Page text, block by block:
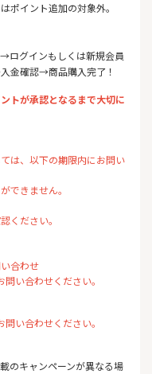
ポイント追加の対象外。
ログインもしくは新規会員
金確認→商品購入完了！
トが承認となるまで大切に
は、以下の期限内にお問い
できません。
ください。
合わせ
い合わせください。
い合わせください。
のキャンペーンが異なる場